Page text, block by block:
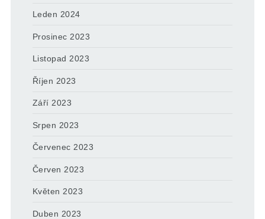
Leden 2024
Prosinec 2023
Listopad 2023
Říjen 2023
Září 2023
Srpen 2023
Červenec 2023
Červen 2023
Květen 2023
Duben 2023